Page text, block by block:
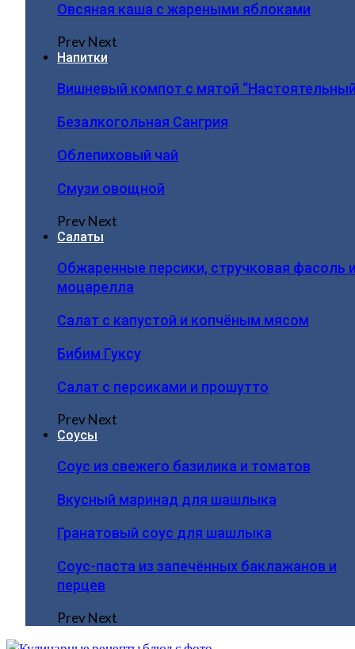
Овсяная каша с жареными яблоками
PrevNext
Напитки
Вишневый компот с мятой
Безалкогольная Сангрия
Облепиховый чай
Смузи овощной
PrevNext
Салаты
Обжаренные персики, стручковая фасоль
моцарелла
Салат с капустой и копчёным мясом
Бибим Гуксу
Салат с персиками и прошутто
PrevNext
Соусы
Соус из свежего базилика и томатов
Вкусный маринад для шашлыка
Гранатовый соус для шашлыка
Соус-паста из запечённых баклажанов и
перцев
PrevNext